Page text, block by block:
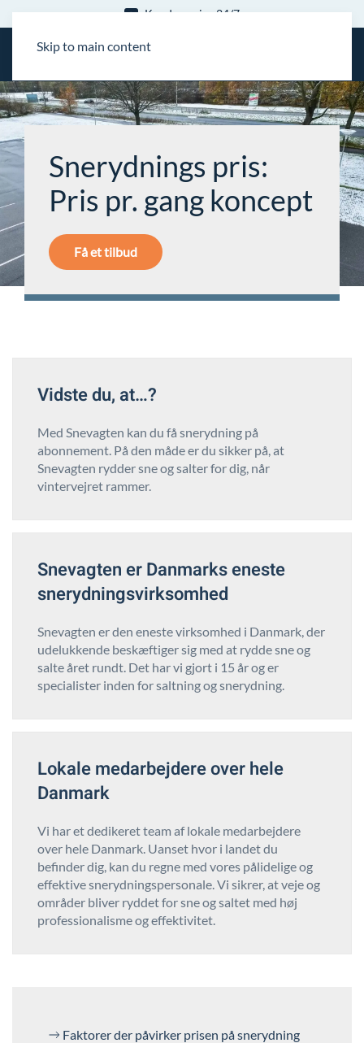
Skip to main content
15 års erfaring
Snerydnings pris:
Pris pr. gang koncept
Få et tilbud
Vidste du, at…?
Med Snevagten kan du få snerydning på
abonnement. På den måde er du sikker på, at
Snevagten rydder sne og salter for dig, når
vintervejret rammer.
Snevagten er Danmarks eneste
snerydningsvirksomhed
Snevagten er den eneste virksomhed i Danmark, der
udelukkende beskæftiger sig med at rydde sne og
salte året rundt. Det har vi gjort i 15 år og er
specialister inden for saltning og snerydning.
Lokale medarbejdere over hele
Danmark
Vi har et dedikeret team af lokale medarbejdere
over hele Danmark. Uanset hvor i landet du
befinder dig, kan du regne med vores pålidelige og
effektive snerydningspersonale. Vi sikrer, at veje og
områder bliver ryddet for sne og saltet med høj
professionalisme og effektivitet.
Faktorer der påvirker prisen på snerydning